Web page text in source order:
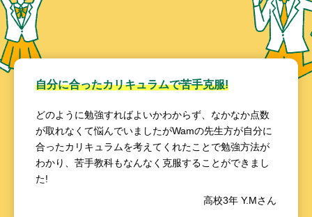
自分に合ったカリキュラムで苦手克服!
どのように勉強すればよいかわからず、なかなか点数
が取れなくて悩んでいましたがWamの先生方が自分に
合ったカリキュラムを考えてくれたことで勉強方法が
わかり、苦手教科もなんなく克服することができまし
た!
高校3年 Y.Mさん